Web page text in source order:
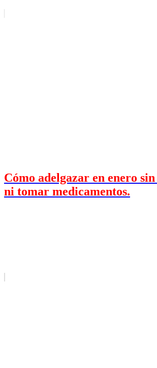
Cómo adelgazar en enero
ni tomar medicamentos.